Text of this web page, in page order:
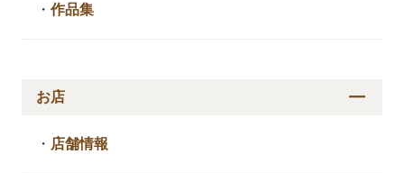
・作品集
お店
・ 店舗情報